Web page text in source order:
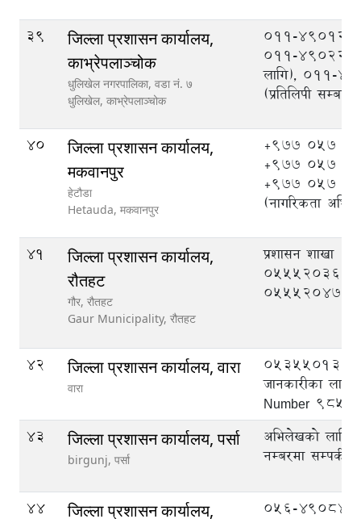
39
जिल्ला प्रशासन कार्यालय,
काभ्रेपलाञ्‍चोक
धुलिखेल नगरपालिका, वडा नं. ७
धुलिखेल, काभ्रेपलाञ्चोक
०११-४९०१२३,
०११-४९०२२३
लागि), ०११-
(प्रतिलिपी
40
जिल्ला प्रशासन कार्यालय,
मकवानपुर
हेटौडा
Hetauda, मकवानपुर
+977 057
+977 057
+977 057
(नागरिकता
41
जिल्ला प्रशासन कार्यालय,
रौतहट
गौर, रौतहट
Gaur Municipality, रौतहट
प्रशासन शाखा
055520369,
055520470
42 जिल्ला प्रशासन कार्यालय, वारा
वारा
053550133
जानकारीका
Number
43
जिल्ला प्रशासन कार्यालय, पर्सा
birgunj, पर्सा
अभिलेखको लागि
नम्बरमा सम्पर्क
44 जिल्ला प्रशासन कार्यालय,
056-